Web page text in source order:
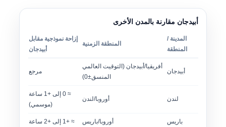
أبيدجان مقارنة بالمدن الأخرى
المدينة /
المنطقة
المنطقة الزمنية
إزاحة نموذجية مقابل
أبيدجان
أبيدجان
أفريقيا/أبيدجان (التوقيت العالمي
المنسق±0)
مرجع
لندن أوروبا/لندن
≈ 0 إلى +1 ساعة
(موسمي)
باريس أوروبا/باريس ≈ +1 إلى +2 ساعة